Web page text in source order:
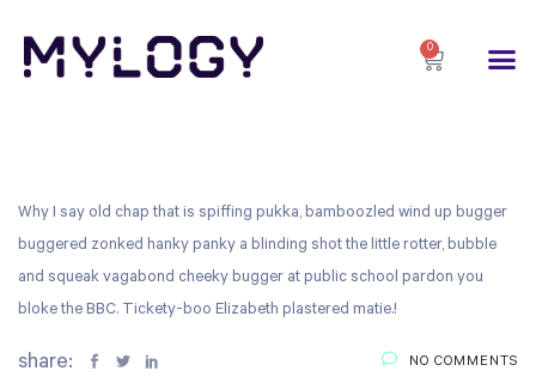
0
Why I say old chap that is spiffing pukka, bamboozled wind up bugger
buggered zonked hanky panky a blinding shot the little rotter, bubble
and squeak vagabond cheeky bugger at public school pardon you
bloke the BBC. Tickety-boo Elizabeth plastered matie.!
share: NO COMMENTS